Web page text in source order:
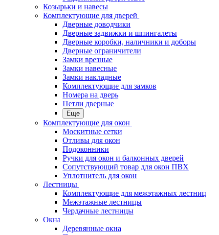
Козырьки и навесы
Комплектующие для дверей
Дверные доводчики
Дверные задвижки и шпингалеты
Дверные коробки, наличники и доборы
Дверные ограничители
Замки врезные
Замки навесные
Замки накладные
Комплектующие для замков
Номера на дверь
Петли дверные
Еще
Комплектующие для окон
Москитные сетки
Отливы для окон
Подоконники
Ручки для окон и балконных дверей
Сопутствующий товар для окон ПВХ
Уплотнитель для окон
Лестницы
Комплектующие для межэтажных лестниц
Межэтажные лестницы
Чердачные лестницы
Окна
Деревянные окна